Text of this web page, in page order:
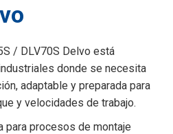
/ DLV70S Delvo está
donde se necesita
adaptable y preparada para
y velocidades de trabajo.
para procesos de montaje